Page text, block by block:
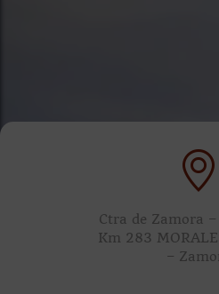
Ctra de Zamora
Km 283
–